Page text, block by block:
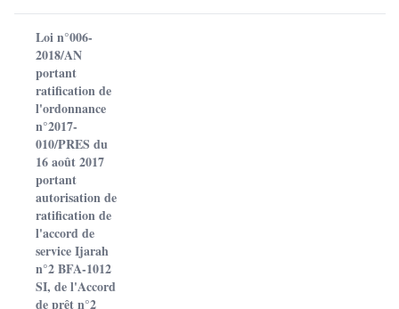
Loi n°006-
2018/AN
portant
ratification de
l'ordonnance
n°2017-
010/PRES du
16 août 2017
portant
autorisation de
ratification de
l'accord de
service Ijarah
n°2 BFA-1012
SI, de l'Accord
de prêt n°2